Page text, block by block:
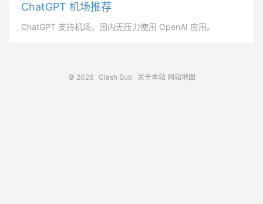
ChatGPT 机场推荐
ChatGPT 支持机场，国内无压力使用 OpenAI 应用。
© 2026 Clash Sub 关于本站 网站地图